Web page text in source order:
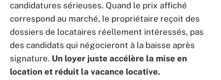
candidatures sérieuses. Quand le prix affiché
correspond au marché, le propriétaire reçoit des
dossiers de locataires réellement intéressés, pas
des candidats qui négocieront à la baisse après
signature. Un loyer juste accélère la mise en
location et réduit la vacance locative.